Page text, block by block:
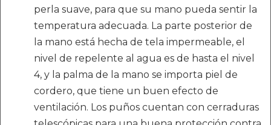
perla suave, para que su mano pueda sentir la
temperatura adecuada. La parte posterior de
la mano está hecha de tela impermeable, el
nivel de repelente al agua es de hasta el nivel
4, y la palma de la mano se importa piel de
cordero, que tiene un buen efecto de
ventilación. Los puños cuentan con cerraduras